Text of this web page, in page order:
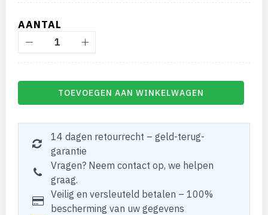
AANTAL
TOEVOEGEN AAN WINKELWAGEN
14 dagen retourrecht – geld-terug-
garantie
Vragen? Neem contact op, we helpen
graag.
Veilig en versleuteld betalen – 100%
bescherming van uw gegevens